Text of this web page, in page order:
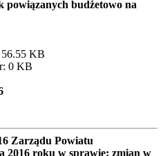
powiązanych budżetowo na
KB
0 KB
Zarządu Powiatu
2016 roku w sprawie: zmian w